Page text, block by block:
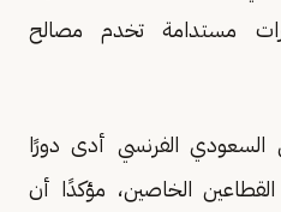
مستدامة تخدم مصالح
الفرنسي أدى دورًا
الخاصين، مؤكدًا أن